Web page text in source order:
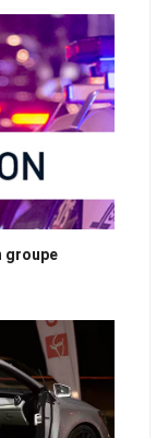
groupe